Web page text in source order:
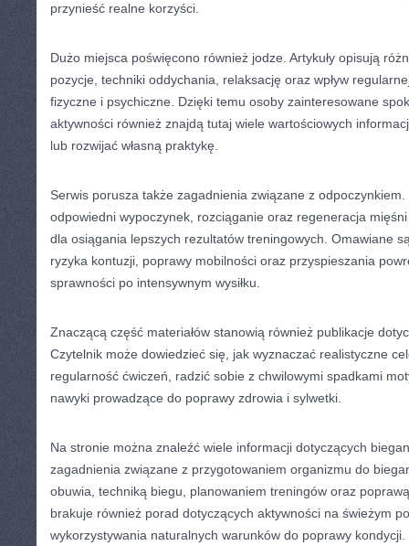
przynieść realne korzyści.
Dużo miejsca poświęcono również jodze. Artykuły opisują
pozycje, techniki oddychania, relaksację oraz wpływ
fizyczne i psychiczne. Dzięki temu osoby zainteresowane
aktywności również znajdą tutaj wiele wartościowych
lub rozwijać własną praktykę.
Serwis porusza także zagadnienia związane z
odpowiedni wypoczynek, rozciąganie oraz regeneracja
dla osiągania lepszych rezultatów treningowych. Omawiane
ryzyka kontuzji, poprawy mobilności oraz przyspieszania
sprawności po intensywnym wysiłku.
Znaczącą część materiałów stanowią również publikacje
Czytelnik może dowiedzieć się, jak wyznaczać realistyczne
regularność ćwiczeń, radzić sobie z chwilowymi spadkami
nawyki prowadzące do poprawy zdrowia i sylwetki.
Na stronie można znaleźć wiele informacji dotyczących
zagadnienia związane z przygotowaniem organizmu do
obuwia, techniką biegu, planowaniem treningów oraz
brakuje również porad dotyczących aktywności na świeżym
wykorzystywania naturalnych warunków do poprawy kondycji.